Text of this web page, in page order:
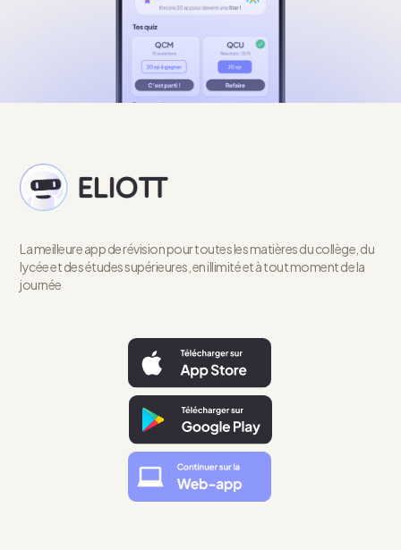
La meilleure app de révision pour toutes les matières du collège, du
lycée et des études supérieures, en illimité et à tout moment de la
journée